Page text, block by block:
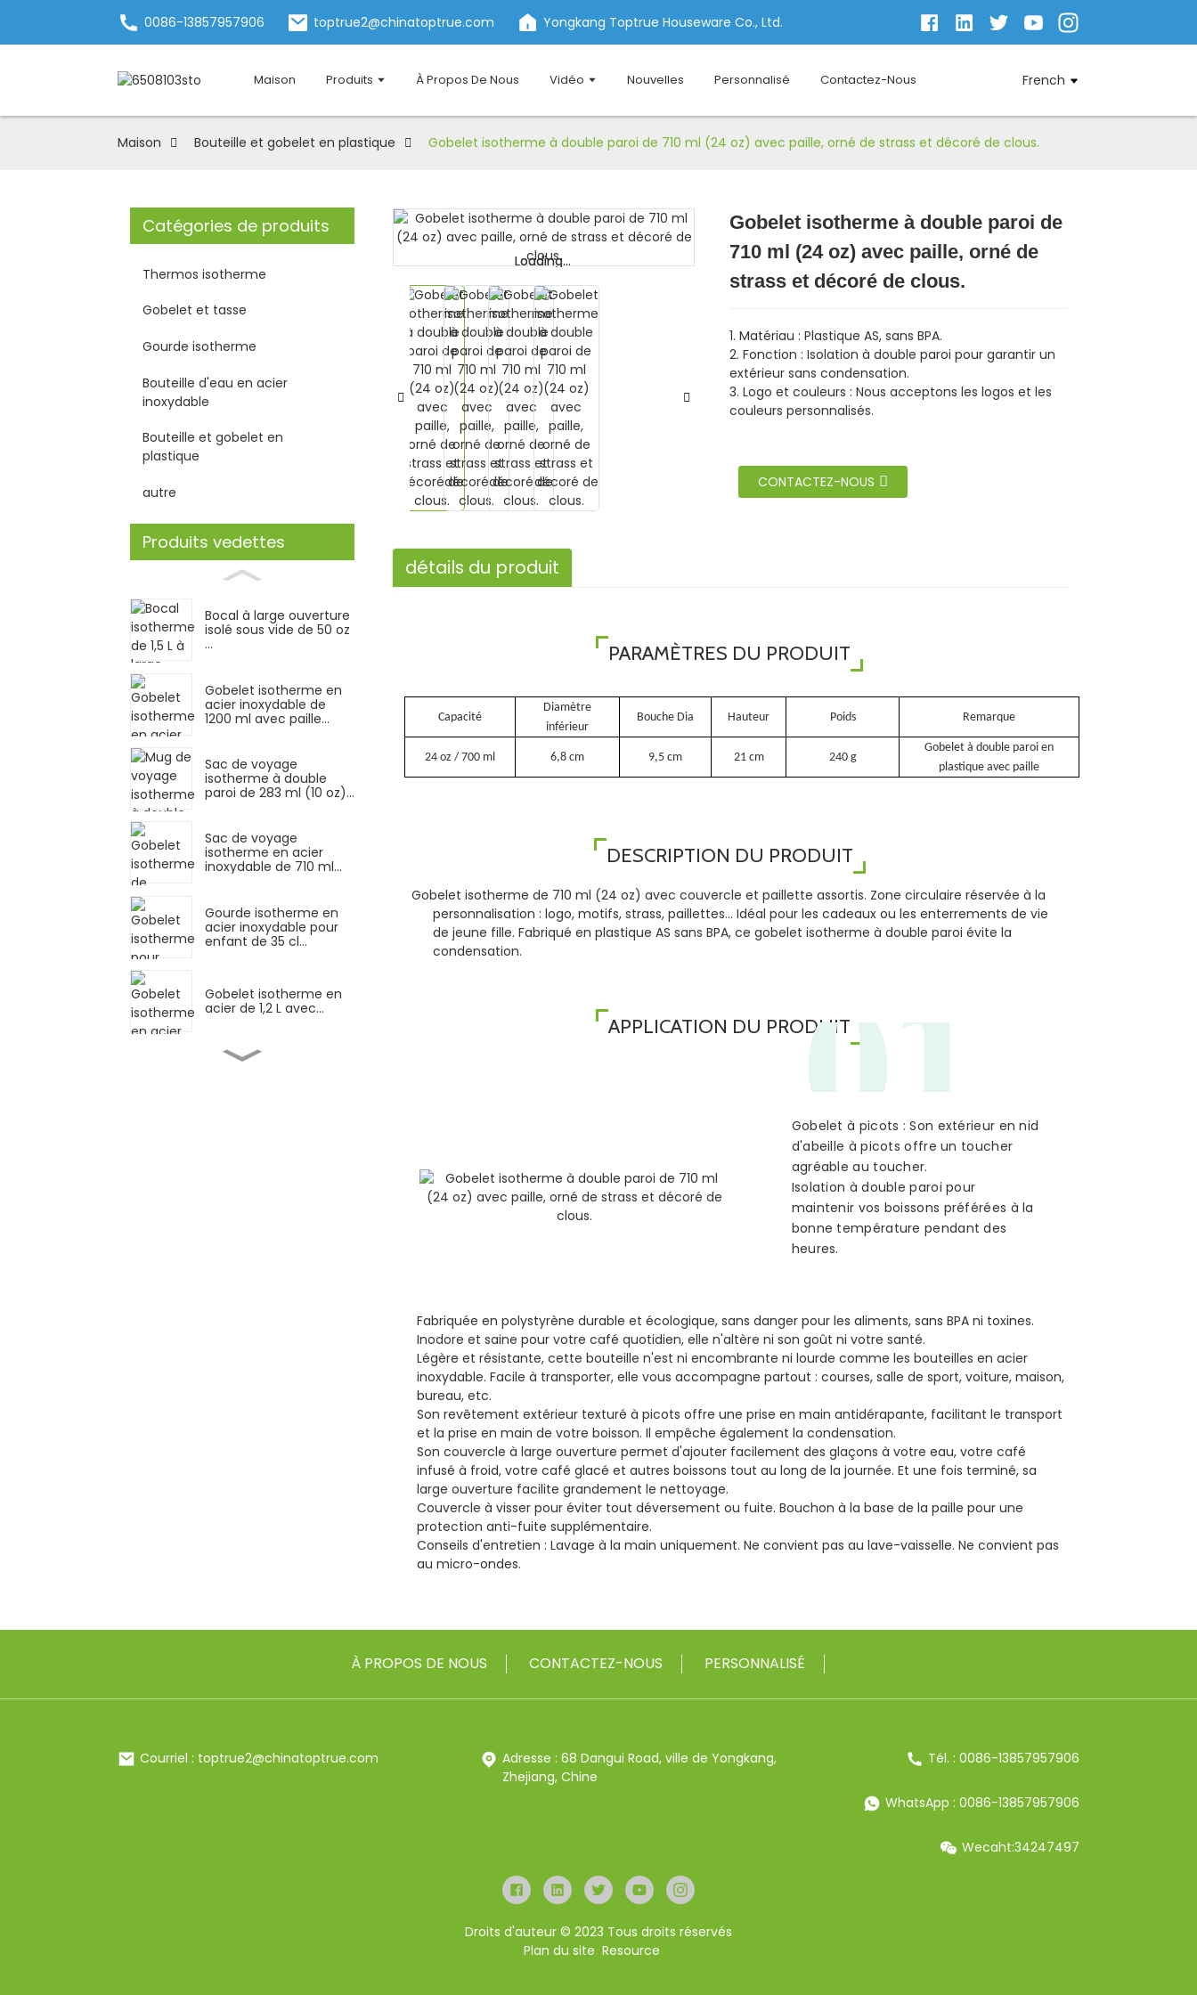
0086-13857957906 toptrue2@chinatoptrue.com Yongkang Toptrue Houseware Co., Ltd.
Maison Produits À Propos De Nous Vidéo Nouvelles Personnalisé Contactez-Nous French
Maison Bouteille et gobelet en plastique Gobelet isotherme à double paroi de 710 ml (24 oz) avec paille, orné de strass et décoré de clous.
Catégories de produits
Thermos isotherme
Gobelet et tasse
Gourde isotherme
Bouteille d'eau en acier
inoxydable
Bouteille et gobelet en
plastique
autre
Produits vedettes
Bocal à large ouverture
isolé sous vide de 50 oz
...
Gobelet isotherme en
acier inoxydable de
1200 ml avec paille...
Sac de voyage
isotherme à double
paroi de 283 ml (10 oz)...
Sac de voyage
isotherme en acier
inoxydable de 710 ml...
Gourde isotherme en
acier inoxydable pour
enfant de 35 cl...
Gobelet isotherme en
acier de 1,2 L avec...
Tasse isotherme en
Loading...
Loading... Loading...
Loading...
Gobelet isotherme à double paroi de
710 ml (24 oz) avec paille, orné de
strass et décoré de clous.
1. Matériau : Plastique AS, sans BPA.
2. Fonction : Isolation à double paroi pour garantir un
extérieur sans condensation.
3. Logo et couleurs : Nous acceptons les logos et les
couleurs personnalisés.
CONTACTEZ-NOUS
détails du produit
PARAMÈTRES DU PRODUIT
Capacité
Diamètre
inférieur
Bouche Dia Hauteur Poids Remarque
24 oz / 700 ml 6,8 cm 9,5 cm 21 cm 240 g
Gobelet à double paroi en
plastique avec paille
DESCRIPTION DU PRODUIT
Gobelet isotherme de 710 ml (24 oz) avec couvercle et paillette assortis. Zone circulaire réservée à la
personnalisation : logo, motifs, strass, paillettes… Idéal pour les cadeaux ou les enterrements de vie
de jeune fille. Fabriqué en plastique AS sans BPA, ce gobelet isotherme à double paroi évite la
condensation.
APPLICATION DU PRODUIT01
Gobelet à picots : Son extérieur en nid
d'abeille à picots offre un toucher
agréable au toucher.
Isolation à double paroi pour
maintenir vos boissons préférées à la
bonne température pendant des
heures.
Fabriquée en polystyrène durable et écologique, sans danger pour les aliments, sans BPA ni toxines.
Inodore et saine pour votre café quotidien, elle n'altère ni son goût ni votre santé.
Légère et résistante, cette bouteille n'est ni encombrante ni lourde comme les bouteilles en acier
inoxydable. Facile à transporter, elle vous accompagne partout : courses, salle de sport, voiture, maison,
bureau, etc.
Son revêtement extérieur texturé à picots offre une prise en main antidérapante, facilitant le transport
et la prise en main de votre boisson. Il empêche également la condensation.
Son couvercle à large ouverture permet d'ajouter facilement des glaçons à votre eau, votre café
infusé à froid, votre café glacé et autres boissons tout au long de la journée. Et une fois terminé, sa
large ouverture facilite grandement le nettoyage.
Couvercle à visser pour éviter tout déversement ou fuite. Bouchon à la base de la paille pour une
protection anti-fuite supplémentaire.
Conseils d'entretien : Lavage à la main uniquement. Ne convient pas au lave-vaisselle. Ne convient pas
au micro-ondes.
À PROPOS DE NOUS CONTACTEZ-NOUS PERSONNALISÉ
Courriel : toptrue2@chinatoptrue.com
Adresse : 68 Dangui Road, ville de Yongkang,
Zhejiang, Chine
Tél. : 0086-13857957906
WhatsApp : 0086-13857957906
Wecaht:34247497
Droits d'auteur © 2023 Tous droits réservés
Plan du site Resource